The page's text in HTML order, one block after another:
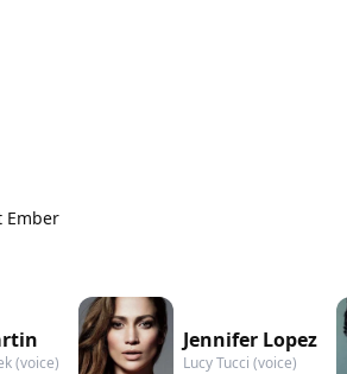
Ember
(voice)
Jennifer Lopez
Lucy Tucci (voice)